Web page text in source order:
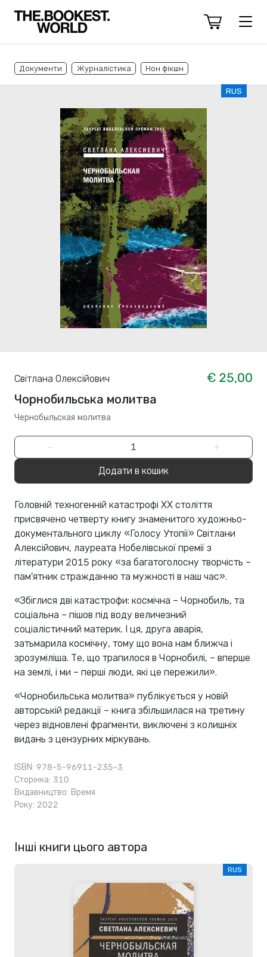
Документи Журналістика Нон фікшн
RUS
Світлана Олексійович
€ 25,00
Чорнобильська молитва
Чернобыльская молитва
− +
Додати в кошик
Головній техногенній катастрофі XX століття
присвячено четверту книгу знаменитого художньо-
документального циклу «Голосу Утопії» Світлани
Алексійович, лауреата Нобелівської премії з
літератури 2015 року «за багатоголосну творчість –
пам'ятник стражданню та мужності в наш час».
«Збіглися дві катастрофи: космічна – Чорнобиль, та
соціальна – пішов під воду величезний
соціалістичний материк. І ця, друга аварія,
затьмарила космічну, тому що вона нам ближча і
зрозуміліша. Те, що трапилося в Чорнобилі, – вперше
на землі, і ми – перші люди, які це пережили».
«Чорнобильська молитва» публікується у новій
авторській редакції – книга збільшилася на третину
через відновлені фрагменти, виключені з колишніх
видань з цензурних міркувань.
ISBN: 978-5-96911-235-3
Сторінка: 310
Видавництво: Время
Року: 2022
Інші книги цього автора
RUS